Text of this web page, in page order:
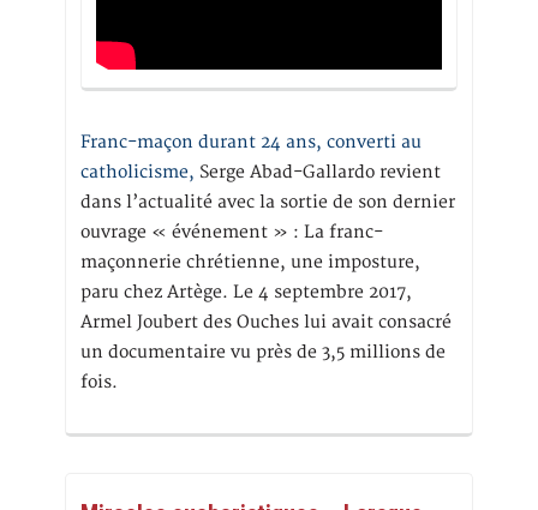
Franc-maçon durant 24 ans, converti au
catholicisme, Serge Abad-Gallardo revient
dans l’actualité avec la sortie de son dernier
ouvrage « événement » : La franc-
maçonnerie chrétienne, une imposture,
paru chez Artège. Le 4 septembre 2017,
Armel Joubert des Ouches lui avait consacré
un documentaire vu près de 3,5 millions de
fois.